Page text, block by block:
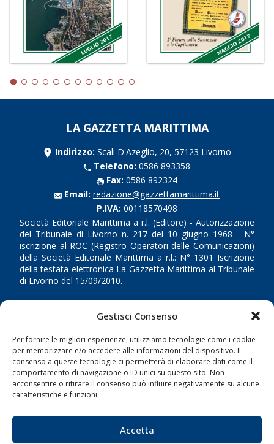
Gestisci Consenso
Per fornire le migliori esperienze, utilizziamo tecnologie come i cookie
per memorizzare e/o accedere alle informazioni del dispositivo. Il
consenso a queste tecnologie ci permetterà di elaborare dati come il
comportamento di navigazione o ID unici su questo sito. Non
acconsentire o ritirare il consenso può influire negativamente su alcune
caratteristiche e funzioni.
Accetta
LA GAZZETTA MARITTIMA
Indirizzo: Scali D'Azeglio, 20, 57123 Livorno
Telefono: 0586 893358
Fax: 0586 892324
Email: redazione@gazzettamarittima.it
P.IVA: 00118570498
Società Editoriale Marittima a r.l. (Editore) - Autorizzazione
del Tribunale di Livorno n. 217 del 10 giugno 1968 - N°
iscrizione al ROC (Registro Operatori delle Comunicazioni)
della Società Editoriale Marittima a r.l.: N° 1301 Iscrizione
della testata elettronica La Gazzetta Marittima al Tribunale
di Livorno del 15/09/2010.
Shipping
Porti/Interporti
Trasporti
Compagnie di Navigazione